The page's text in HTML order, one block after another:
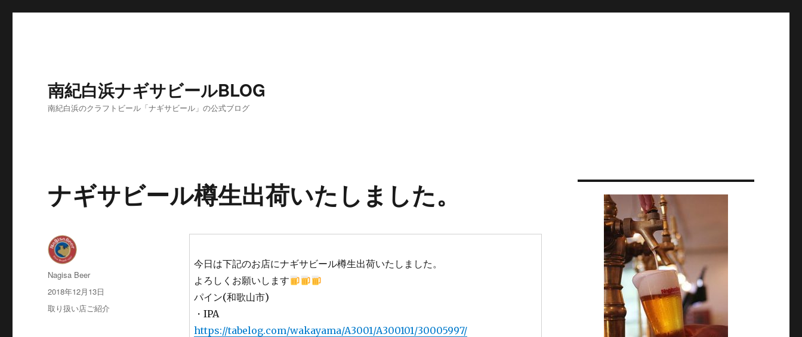
南紀白浜ナギサビールBLOG
南紀白浜のクラフトビール「ナギサビール」の公式ブログ
ナギサビール樽生出荷いたしました。
今日は下記のお店にナギサビール樽生出荷いたしました。
よろしくお願いします
パイン(和歌山市)
・IPA
https://tabelog.com/wakayama/A3001/A300101/30005997/
投
稿
Nagisa Beer
投
稿
日:
2018年12月13日
カ
取り扱い店ご紹介